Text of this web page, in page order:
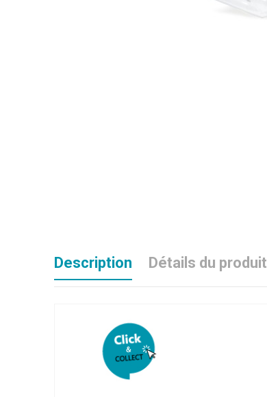
Description Détails du produit